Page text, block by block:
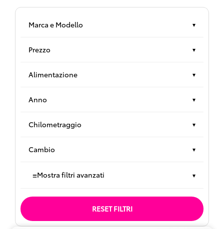
Marca e Modello ▾
Prezzo ▾
Alimentazione ▾
Anno ▾
Chilometraggio ▾
Cambio ▾
≡Mostra filtri avanzati ▾
RESET FILTRI